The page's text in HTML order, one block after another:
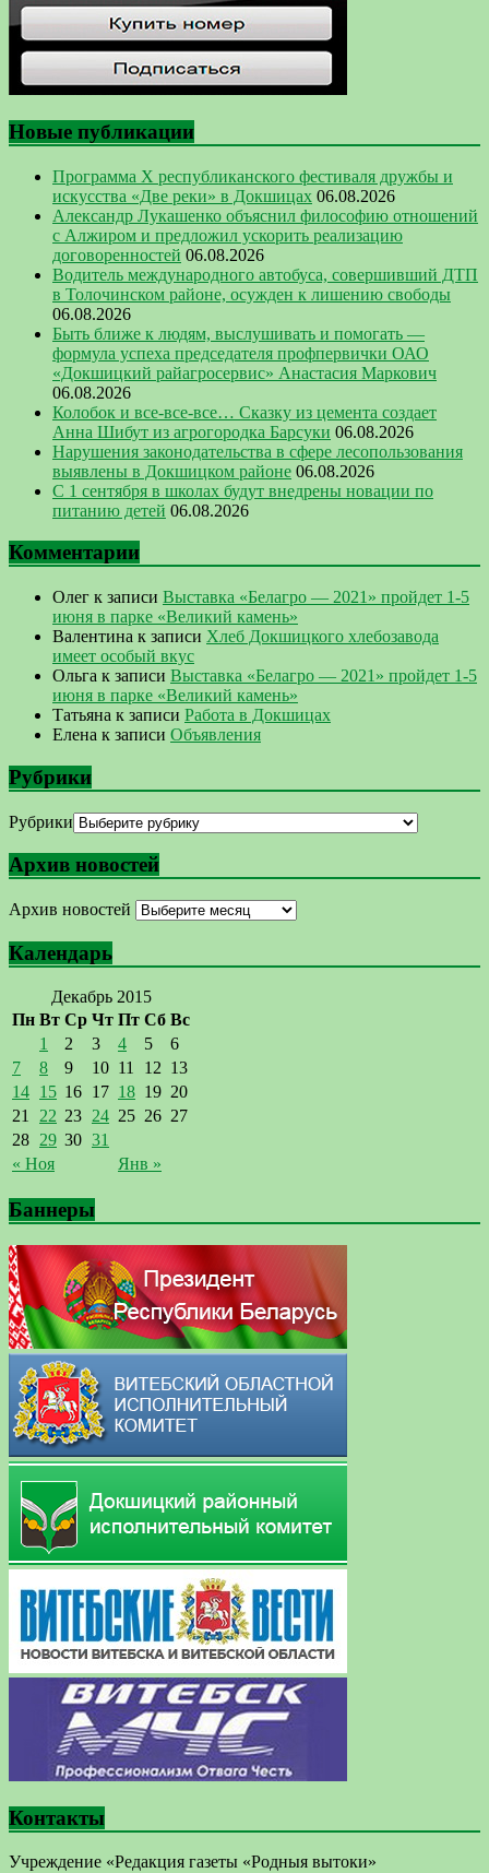
Новые публикации
Программа Х республиканского фестиваля дружбы и
искусства «Две реки» в Докшицах 06.08.2026
Александр Лукашенко объяснил философию отношений
с Алжиром и предложил ускорить реализацию
договоренностей 06.08.2026
Водитель международного автобуса, совершивший ДТП
в Толочинском районе, осужден к лишению свободы
06.08.2026
Быть ближе к людям, выслушивать и помогать —
формула успеха председателя профпервички ОАО
«Докшицкий райагросервис» Анастасия Маркович
06.08.2026
Колобок и все-все-все… Сказку из цемента создает
Анна Шибут из агрогородка Барсуки 06.08.2026
Нарушения законодательства в сфере лесопользования
выявлены в Докшицком районе 06.08.2026
С 1 сентября в школах будут внедрены новации по
питанию детей 06.08.2026
Комментарии
Олег к записи Выставка «Белагро — 2021» пройдет 1-5
июня в парке «Великий камень»
Валентина к записи Хлеб Докшицкого хлебозавода
имеет особый вкус
Ольга к записи Выставка «Белагро — 2021» пройдет 1-5
июня в парке «Великий камень»
Татьяна к записи Работа в Докшицах
Елена к записи Объявления
Рубрики
Рубрики
Архив новостей
Архив новостей
Календарь
Декабрь 2015
Пн Вт Ср Чт Пт Сб Вс
« Ноя Янв »
1 2 3 4 5
6
7
8 9 10 11 12 13
14 15 16 17 18 19 20
21 22 23 24 25 26 27
28 29 30 31
Баннеры
Контакты
Учреждение «Редакция газеты «Родныя вытоки»